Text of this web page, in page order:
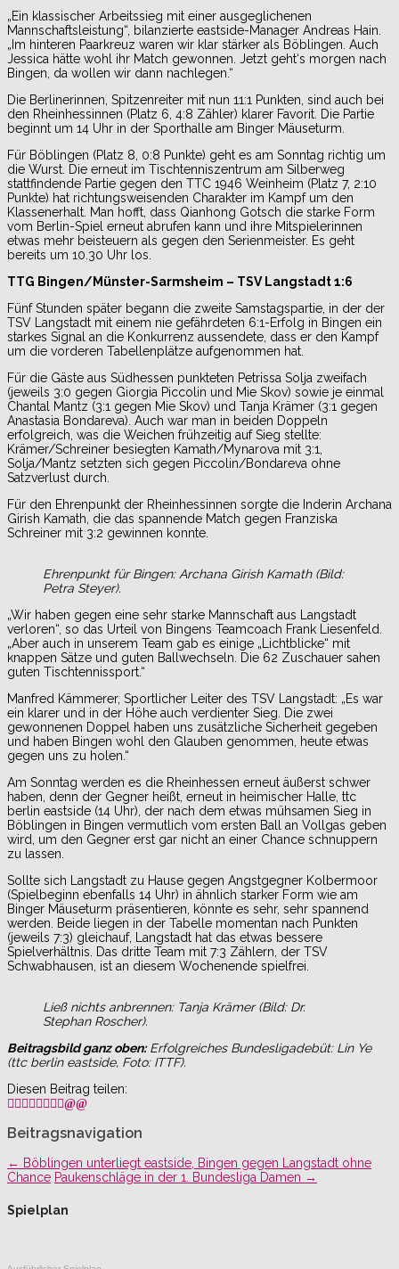
„Ein klassischer Arbeitssieg mit einer ausgeglichenen
Mannschaftsleistung“, bilanzierte eastside-Manager Andreas Hain.
„Im hinteren Paarkreuz waren wir klar stärker als Böblingen. Auch
Jessica hätte wohl ihr Match gewonnen. Jetzt geht‘s morgen nach
Bingen, da wollen wir dann nachlegen.“
Die Berlinerinnen, Spitzenreiter mit nun 11:1 Punkten, sind auch bei
den Rheinhessinnen (Platz 6, 4:8 Zähler) klarer Favorit. Die Partie
beginnt um 14 Uhr in der Sporthalle am Binger Mäuseturm.
Für Böblingen (Platz 8, 0:8 Punkte) geht es am Sonntag richtig um
die Wurst. Die erneut im Tischtenniszentrum am Silberweg
stattfindende Partie gegen den TTC 1946 Weinheim (Platz 7, 2:10
Punkte) hat richtungsweisenden Charakter im Kampf um den
Klassenerhalt. Man hofft, dass Qianhong Gotsch die starke Form
vom Berlin-Spiel erneut abrufen kann und ihre Mitspielerinnen
etwas mehr beisteuern als gegen den Serienmeister. Es geht
bereits um 10.30 Uhr los.
TTG Bingen/Münster-Sarmsheim – TSV Langstadt 1:6
Fünf Stunden später begann die zweite Samstagspartie, in der der
TSV Langstadt mit einem nie gefährdeten 6:1-Erfolg in Bingen ein
starkes Signal an die Konkurrenz aussendete, dass er den Kampf
um die vorderen Tabellenplätze aufgenommen hat.
Für die Gäste aus Südhessen punkteten Petrissa Solja zweifach
(jeweils 3:0 gegen Giorgia Piccolin und Mie Skov) sowie je einmal
Chantal Mantz (3:1 gegen Mie Skov) und Tanja Krämer (3:1 gegen
Anastasia Bondareva). Auch war man in beiden Doppeln
erfolgreich, was die Weichen frühzeitig auf Sieg stellte:
Krämer/Schreiner besiegten Kamath/Mynarova mit 3:1,
Solja/Mantz setzten sich gegen Piccolin/Bondareva ohne
Satzverlust durch.
Für den Ehrenpunkt der Rheinhessinnen sorgte die Inderin Archana
Girish Kamath, die das spannende Match gegen Franziska
Schreiner mit 3:2 gewinnen konnte.
Ehrenpunkt für Bingen: Archana Girish Kamath (Bild:
Petra Steyer).
„Wir haben gegen eine sehr starke Mannschaft aus Langstadt
verloren“, so das Urteil von Bingens Teamcoach Frank Liesenfeld.
„Aber auch in unserem Team gab es einige „Lichtblicke“ mit
knappen Sätze und guten Ballwechseln. Die 62 Zuschauer sahen
guten Tischtennissport.“
Manfred Kämmerer, Sportlicher Leiter des TSV Langstadt: „Es war
ein klarer und in der Höhe auch verdienter Sieg. Die zwei
gewonnenen Doppel haben uns zusätzliche Sicherheit gegeben
und haben Bingen wohl den Glauben genommen, heute etwas
gegen uns zu holen.“
Am Sonntag werden es die Rheinhessen erneut äußerst schwer
haben, denn der Gegner heißt, erneut in heimischer Halle, ttc
berlin eastside (14 Uhr), der nach dem etwas mühsamen Sieg in
Böblingen in Bingen vermutlich vom ersten Ball an Vollgas geben
wird, um den Gegner erst gar nicht an einer Chance schnuppern
zu lassen.
Sollte sich Langstadt zu Hause gegen Angstgegner Kolbermoor
(Spielbeginn ebenfalls 14 Uhr) in ähnlich starker Form wie am
Binger Mäuseturm präsentieren, könnte es sehr, sehr spannend
werden. Beide liegen in der Tabelle momentan nach Punkten
(jeweils 7:3) gleichauf, Langstadt hat das etwas bessere
Spielverhältnis. Das dritte Team mit 7:3 Zählern, der TSV
Schwabhausen, ist an diesem Wochenende spielfrei.
Ließ nichts anbrennen: Tanja Krämer (Bild: Dr.
Stephan Roscher).
Beitragsbild ganz oben:Erfolgreiches Bundesligadebüt: Lin Ye
(ttc berlin eastside, Foto: ITTF).
Diesen Beitrag teilen:
Beitragsnavigation
← Böblingen unterliegt eastside, Bingen gegen Langstadt ohne
Chance Paukenschläge in der 1. Bundesliga Damen →
Spielplan